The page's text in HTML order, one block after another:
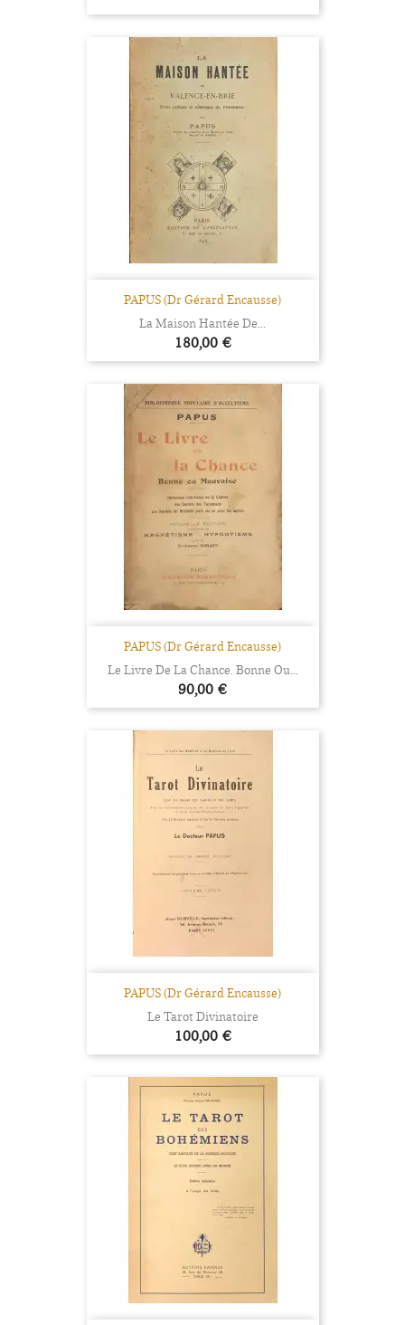
PAPUS (Dr Gérard Encausse)
La Maison Hantée De...
Prix
180,00 €
PAPUS (Dr Gérard Encausse)
Le Livre De La Chance. Bonne Ou...
Prix
90,00 €
PAPUS (Dr Gérard Encausse)
Le Tarot Divinatoire
Prix
100,00 €